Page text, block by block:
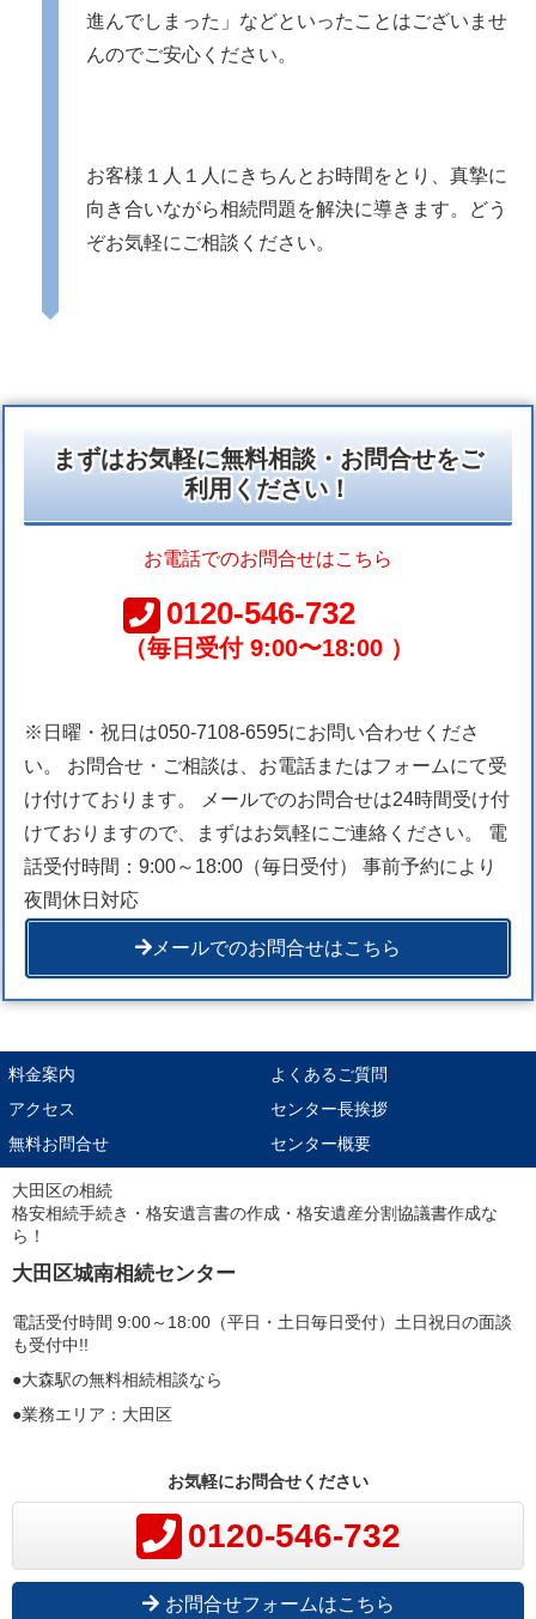
進んでしまった」などといったことはございませ
んのでご安心ください。
お客様１人１人にきちんとお時間をとり、真摯に
向き合いながら相続問題を解決に導きます。どう
ぞお気軽にご相談ください。
まずはお気軽に無料相談・お問合せをご
利用ください！
お電話でのお問合せはこちら
0120-546-732
（毎日受付 9:00〜18:00 ）
※日曜・祝日は050-7108-6595にお問い合わせくださ
い。 お問合せ・ご相談は、お電話またはフォームにて受
け付けております。 メールでのお問合せは24時間受け付
けておりますので、まずはお気軽にご連絡ください。 電
話受付時間：9:00～18:00（毎日受付） 事前予約により
夜間休日対応
メールでのお問合せはこちら
料金案内
よくあるご質問
アクセス
センター長挨拶
無料お問合せ
センター概要
大田区の相続
格安相続手続き・格安遺言書の作成・格安遺産分割協議書作成な
ら！
大田区城南相続センター
電話受付時間 9:00～18:00（平日・土日毎日受付）土日祝日の面談
も受付中!!
●大森駅の無料相続相談なら
●業務エリア：大田区
お気軽にお問合せください
0120-546-732
お問合せフォームはこちら